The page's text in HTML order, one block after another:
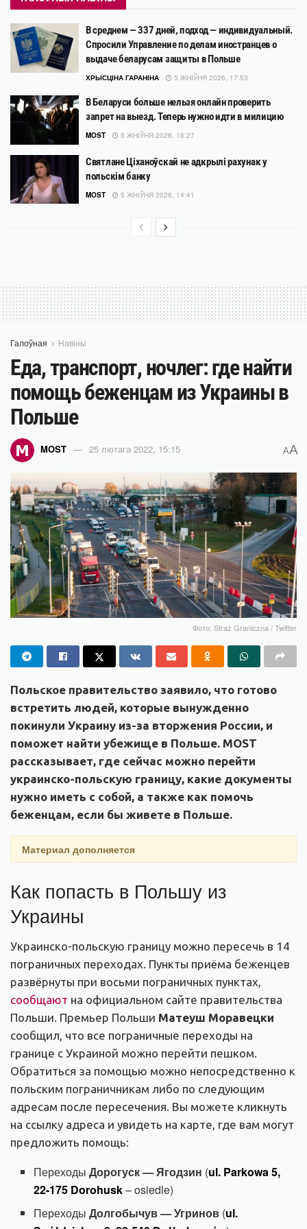
В среднем — 337 дней, подход — индивидуальный.
Спросили Управление по делам иностранцев о
выдаче беларусам защиты в Польше
ХРЫСЦІНА ГАРАНІНА 5 ЖНІЎНЯ 2026, 17:53
В Беларуси больше нельзя онлайн проверить
запрет на выезд. Теперь нужно идти в милицию
MOST 5 ЖНІЎНЯ 2026, 16:27
Святлане Ціханоўскай не адкрылі рахунак у
польскім банку
MOST 5 ЖНІЎНЯ 2026, 14:41
Галоўная Навіны
Еда, транспорт, ночлег: где найти
помощь беженцам из Украины в
Польше
MOST 25 лютага 2022, 15:15 AA
Фото: Straż Graniczna / Twitter
Польское правительство заявило, что готово
встретить людей, которые вынужденно
покинули Украину из-за вторжения России, и
поможет найти убежище в Польше. MOST
рассказывает, где сейчас можно перейти
украинско-польскую границу, какие документы
нужно иметь с собой, а также как помочь
беженцам, если бы живете в Польше.
Материал дополняется
Как попасть в Польшу из
Украины
Украинско-польскую границу можно пересечь в 14
пограничных переходах. Пункты приёма беженцев
развёрнуты при восьми пограничных пунктах,
сообщают на официальном сайте правительства
Польши. Премьер Польши Матеуш Моравецки
сообщил, что все пограничные переходы на
границе с Украиной можно перейти пешком.
Обратиться за помощью можно непосредственно к
польским пограничникам либо по следующим
адресам после пересечения. Вы можете кликнуть
на ссылку адреса и увидеть на карте, где вам могут
предложить помощь:
Переходы Дорогуск — Ягодзин (ul. Parkowa 5,
22-175 Dorohusk– osiedle)
ПереходыДолгобычув — Угринов (ul.